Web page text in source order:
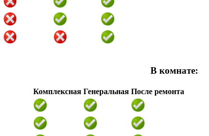
В комнате:
Комплексная Генеральная После ремонта